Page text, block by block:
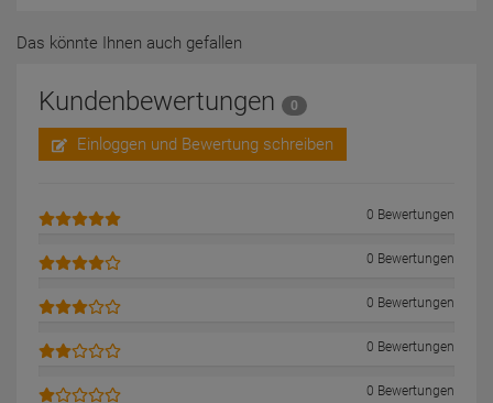
Das könnte Ihnen auch gefallen
Kundenbewertungen 0
Einloggen und Bewertung schreiben
0 Bewertungen
0 Bewertungen
0 Bewertungen
0 Bewertungen
0 Bewertungen